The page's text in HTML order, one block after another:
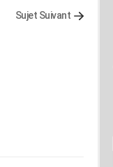
Sujet Suivant